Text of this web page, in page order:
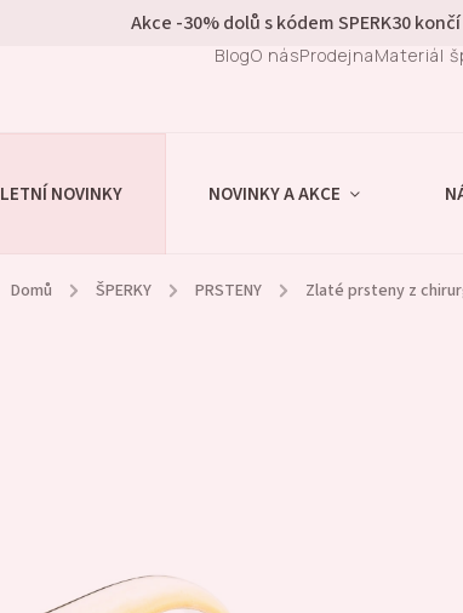
Akce -30% dolů s kódem SPERK30
BlogO násProdejnaMateriál
LETNÍ NOVINKY NOVINKY A AKCE
Domů / ŠPERKY / PRSTENY / Zlaté prsteny z